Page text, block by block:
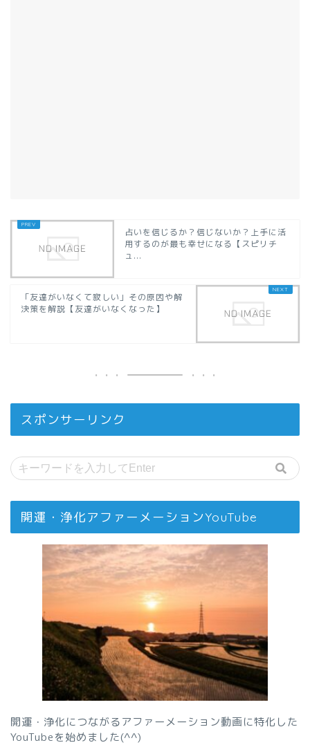
占いを信じるか？信じないか？上手に活
用するのが最も幸せになる【スピリチ
ュ...
「友達がいなくて寂しい」その原因や解
決策を解説【友達がいなくなった】
スポンサーリンク
開運・浄化アファーメーションYouTube
開運・浄化につながるアファーメーション動画に特化した
YouTubeを始めました(^^)